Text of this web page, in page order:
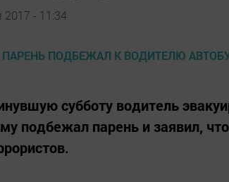
2017 - 11:34
субботу водитель
подбежал парень и заявил,